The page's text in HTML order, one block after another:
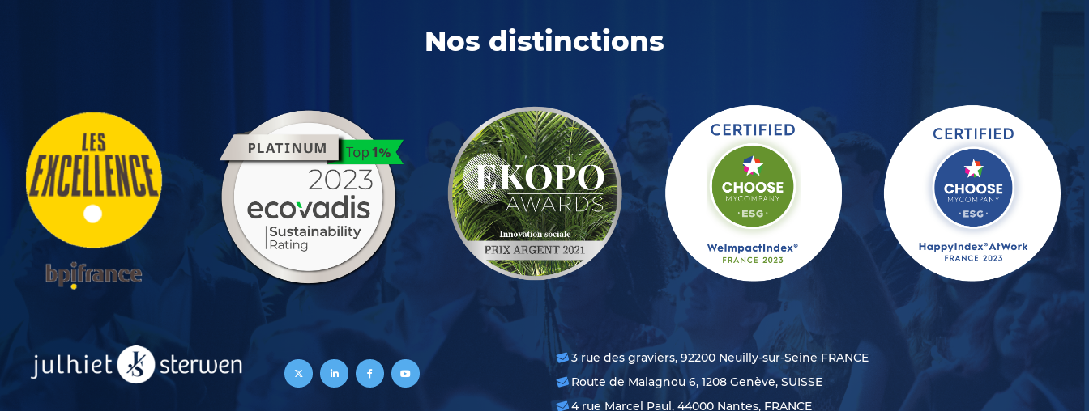
Nos distinctions
3 rue des graviers, 92200 Neuilly-sur-Seine FRANCE
Route de Malagnou 6, 1208 Genève, SUISSE
4 rue Marcel Paul, 44000 Nantes, FRANCE